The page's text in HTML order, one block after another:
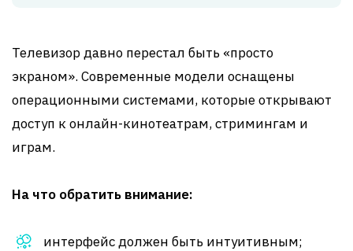
Телевизор давно перестал быть «просто
экраном». Современные модели оснащены
операционными системами, которые открывают
доступ к онлайн-кинотеатрам, стримингам и
играм.
На что обратить внимание:
интерфейс должен быть интуитивным;